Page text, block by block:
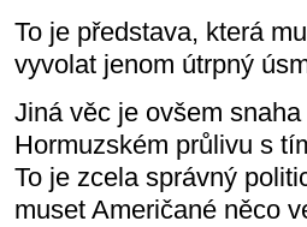
To je představa, která
vyvolat jenom útrpný
Jiná věc je ovšem
Hormuzském průlivu s
To je zcela správný
muset Američané něco